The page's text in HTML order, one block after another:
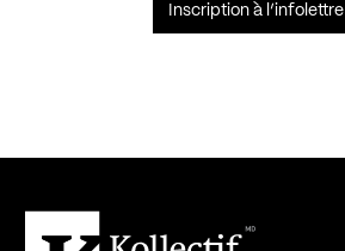
Inscription à l’infolettre